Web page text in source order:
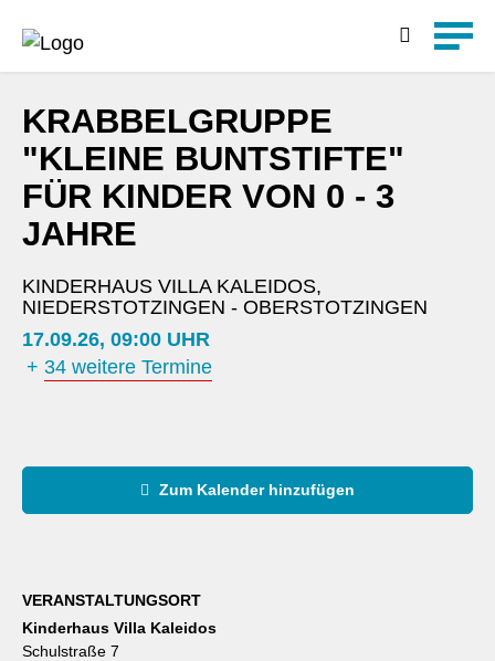
KRABBELGRUPPE
"KLEINE BUNTSTIFTE"
FÜR KINDER VON 0 - 3
JAHRE
KINDERHAUS VILLA KALEIDOS,
NIEDERSTOTZINGEN - OBERSTOTZINGEN
17.09.26, 09:00 UHR
+ 34 weitere Termine
Zum Kalender hinzufügen
VERANSTALTUNGSORT
Kinderhaus Villa Kaleidos
Schulstraße 7